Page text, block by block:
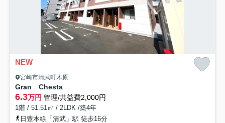
NEW
宮崎市清武町木原
Gran Chesta
6.3万円 管理/共益費2,000円
1階 / 51.51㎡ / 2LDK /築4年
日豊本線「清武」駅 徒歩16分